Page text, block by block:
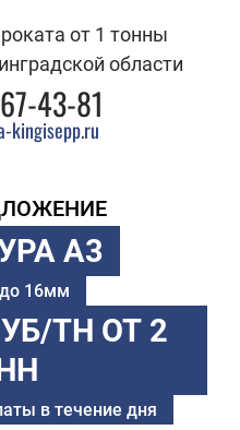
от 1 тонны
области
43-81
kingisepp.ru
А3
16мм
ТН ОТ 2
в течение дня